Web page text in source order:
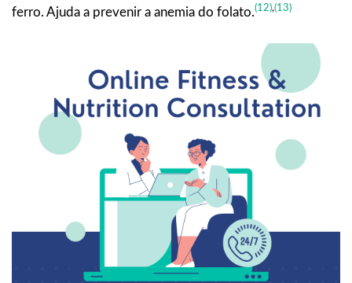
ferro. Ajuda a prevenir a anemia do folato.(12),(13)